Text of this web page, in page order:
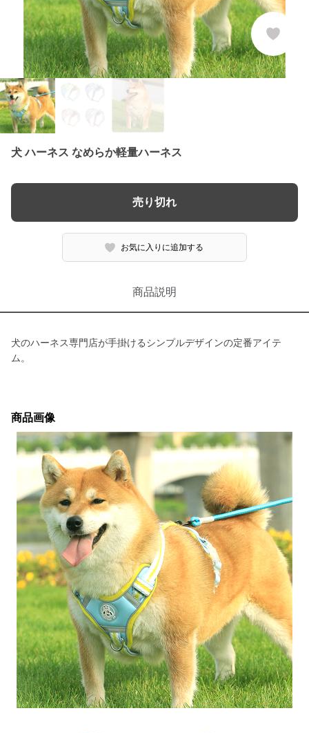
犬 ハーネス なめらか軽量ハーネス
売り切れ
お気に入りに追加する
商品説明
犬のハーネス専門店が手掛けるシンプルデザインの定番アイテ
ム。
商品画像